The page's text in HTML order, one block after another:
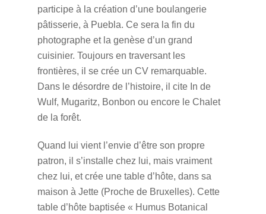
participe à la création d’une boulangerie
pâtisserie, à Puebla. Ce sera la fin du
photographe et la genèse d’un grand
cuisinier. Toujours en traversant les
frontières, il se crée un CV remarquable.
Dans le désordre de l’histoire, il cite In de
Wulf, Mugaritz, Bonbon ou encore le Chalet
de la forêt.
Quand lui vient l’envie d’être son propre
patron, il s’installe chez lui, mais vraiment
chez lui, et crée une table d’hôte, dans sa
maison à Jette (Proche de Bruxelles). Cette
table d’hôte baptisée « Humus Botanical